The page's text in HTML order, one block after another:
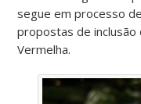
segue em processo
propostas de inclusão
Vermelha.